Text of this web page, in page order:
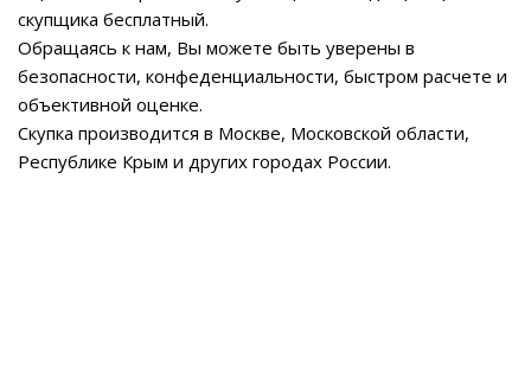
скупщика бесплатный.
Обращаясь к нам, Вы можете быть уверены в
безопасности, конфеденциальности, быстром расчете и
объективной оценке.
Скупка производится в Москве, Московской области,
Республике Крым и других городах России.